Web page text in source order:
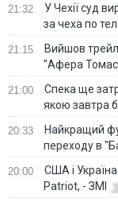
21:32
У Чехії суд
за чеха по
21:15
Вийшов
"Афера
21:00
Спека ще
якою завтра
20:33
Найкращий
переходу в
20:00
США і
Patriot, - ЗМІ